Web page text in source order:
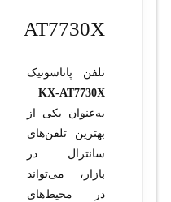
AT7730X
تلفن پاناسونیک
KX-AT7730X
به‌عنوان یکی از
بهترین تلفن‌های
سانترال در
بازار، می‌تواند
در محیط‌های